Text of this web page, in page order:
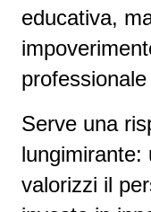
educativa,
Serve una
lungimirante:
valorizzi il